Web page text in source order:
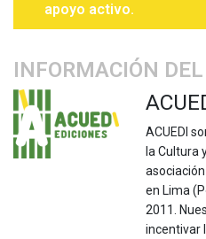
apoyo activo.
INFORMACIÓN
ACUEDI
la Cultura
en Lima
2011.
incentivar